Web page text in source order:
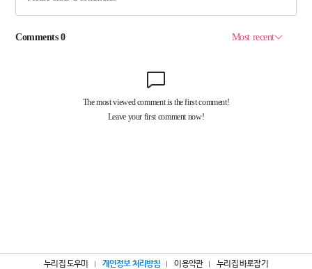
누리집 도우미 개인정보 처리방침 이용약관 누리집 바로잡기